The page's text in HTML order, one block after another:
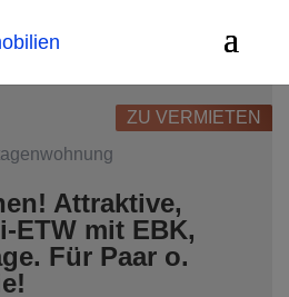
ZU VERMIETEN
Attraktive,
ETW mit EBK,
Für Paar o.